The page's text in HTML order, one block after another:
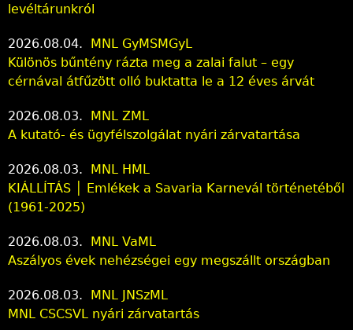
levéltárunkról
2026.08.04.
MNL GyMSMGyL
Különös bűntény rázta meg a zalai falut – egy
cérnával átfűzött olló buktatta le a 12 éves árvát
2026.08.03.
MNL ZML
A kutató- és ügyfélszolgálat nyári zárvatartása
2026.08.03.
MNL HML
KIÁLLÍTÁS │ Emlékek a Savaria Karnevál történetéből
(1961-2025)
2026.08.03.
MNL VaML
Aszályos évek nehézségei egy megszállt országban
2026.08.03.
MNL JNSzML
MNL CSCSVL nyári zárvatartás